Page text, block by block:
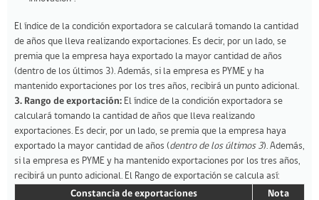
El índice de la condición exportadora se calculará tomando la cantidad
de años que lleva realizando exportaciones. Es decir, por un lado, se
premia que la empresa haya exportado la mayor cantidad de años
(dentro de los últimos 3). Además, si la empresa es PYME y ha
mantenido exportaciones por los tres años, recibirá un punto adicional.
3. Rango de exportación: El índice de la condición exportadora se
calculará tomando la cantidad de años que lleva realizando
exportaciones. Es decir, por un lado, se premia que la empresa haya
exportado la mayor cantidad de años (dentro de los últimos 3). Además,
si la empresa es PYME y ha mantenido exportaciones por los tres años,
recibirá un punto adicional. El Rango de exportación se calcula así:
Constancia de exportaciones
Nota